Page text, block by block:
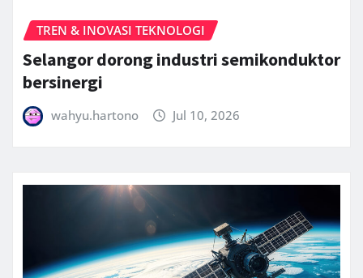
TREN & INOVASI TEKNOLOGI
Selangor dorong industri semikonduktor
bersinergi
wahyu.hartono Jul 10, 2026